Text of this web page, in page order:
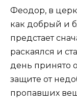
Феодор, в
как добрый и
предстает
раскаялся и
день принято
защите от
пропавших